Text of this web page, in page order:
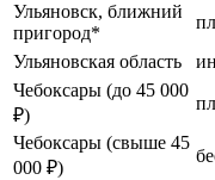
Ульяновск, ближний
пригород*
Ульяновская область
Чебоксары (до 45 000
₽)
Чебоксары (свыше 45
000 ₽)